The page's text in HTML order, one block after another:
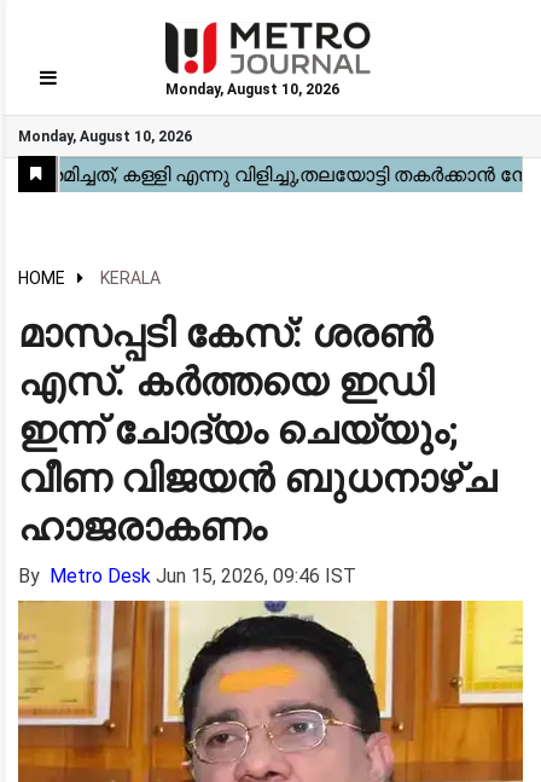
Monday, August 10, 2026
Monday, August 10, 2026
GO
Home
Kerala
National
Gulf
World
Sports
Movies
Health
Automobile
Travel
Education
Novel
Business
Technology
Webstory
HOME KERALA
മാസപ്പടി കേസ്: ശരൺ
എസ്. കർത്തയെ ഇഡി
ഇന്ന് ചോദ്യം ചെയ്യും;
വീണ വിജയൻ ബുധനാഴ്ച
ഹാജരാകണം
By Metro Desk Jun 15, 2026, 09:46 IST